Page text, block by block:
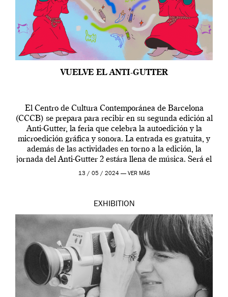
VUELVE EL ANTI-GUTTER
El Centro de Cultura Contemporánea de Barcelona
(CCCB) se prepara para recibir en su segunda edición al
Anti-Gutter, la feria que celebra la autoedición y la
microedición gráfica y sonora. La entrada es gratuita, y
además de las actividades en torno a la edición, la
jornada del Anti-Gutter 2 estára llena de música. Será el
[…]
13 / 05 / 2024 — VER MÁS
EXHIBITION